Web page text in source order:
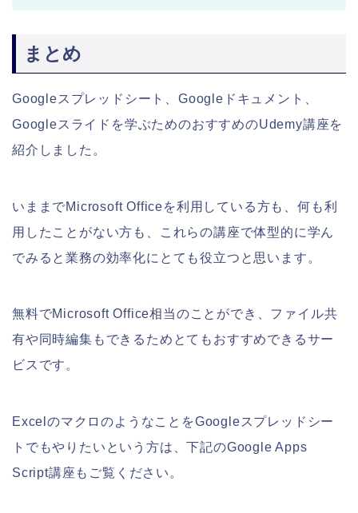
まとめ
Googleスプレッドシート、Googleドキュメント、
Googleスライドを学ぶためのおすすめのUdemy講座を
紹介しました。
いままでMicrosoft Officeを利用している方も、何も利
用したことがない方も、これらの講座で体型的に学ん
でみると業務の効率化にとても役立つと思います。
無料でMicrosoft Office相当のことができ、ファイル共
有や同時編集もできるためとてもおすすめできるサー
ビスです。
ExcelのマクロのようなことをGoogleスプレッドシー
トでもやりたいという方は、下記のGoogle Apps
Script講座もご覧ください。